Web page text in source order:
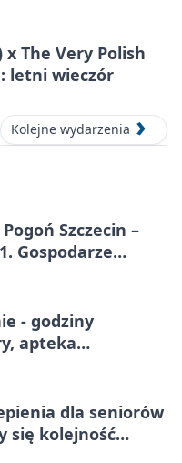
x The Very Polish
letni wieczór
Kolejne wydarzenia
Szczecin –
Gospodarze
- godziny
apteka
dla seniorów
się kolejność